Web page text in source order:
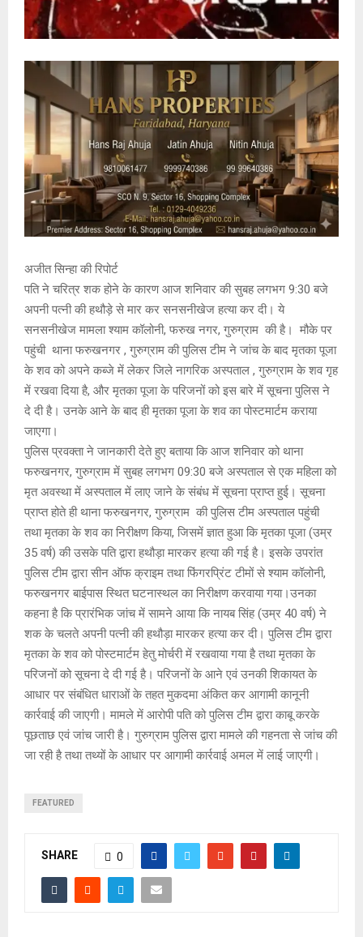
अजीत सिन्हा की रिपोर्ट
पति ने चरित्र शक होने के कारण आज शनिवार की सुबह लगभग 9:30 बजे
अपनी पत्नी की हथौड़े से मार कर सनसनीखेज हत्या कर दी। ये
सनसनीखेज मामला श्याम कॉलोनी, फरुख नगर, गुरुग्राम की है। मौके पर
पहुंची थाना फरुखनगर , गुरुग्राम की पुलिस टीम ने जांच के बाद मृतका पूजा
के शव को अपने कब्जे में लेकर जिले नागरिक अस्पताल , गुरुग्राम के शव गृह
में रखवा दिया है, और मृतका पूजा के परिजनों को इस बारे में सूचना पुलिस ने
दे दी है। उनके आने के बाद ही मृतका पूजा के शव का पोस्टमार्टम कराया
जाएगा।
पुलिस प्रवक्ता ने जानकारी देते हुए बताया कि आज शनिवार को थाना
फरुखनगर, गुरुग्राम में सुबह लगभग 09:30 बजे अस्पताल से एक महिला को
मृत अवस्था में अस्पताल में लाए जाने के संबंध में सूचना प्राप्त हुई। सूचना
प्राप्त होते ही थाना फरुखनगर, गुरुग्राम की पुलिस टीम अस्पताल पहुंची
तथा मृतका के शव का निरीक्षण किया, जिसमें ज्ञात हुआ कि मृतका पूजा (उम्र
35 वर्ष) की उसके पति द्वारा हथौड़ा मारकर हत्या की गई है। इसके उपरांत
पुलिस टीम द्वारा सीन ऑफ क्राइम तथा फिंगरप्रिंट टीमों से श्याम कॉलोनी,
फरुखनगर बाईपास स्थित घटनास्थल का निरीक्षण करवाया गया।उनका
कहना है कि प्रारंभिक जांच में सामने आया कि नायब सिंह (उम्र 40 वर्ष) ने
शक के चलते अपनी पत्नी की हथौड़ा मारकर हत्या कर दी। पुलिस टीम द्वारा
मृतका के शव को पोस्टमार्टम हेतु मोर्चरी में रखवाया गया है तथा मृतका के
परिजनों को सूचना दे दी गई है। परिजनों के आने एवं उनकी शिकायत के
आधार पर संबंधित धाराओं के तहत मुकदमा अंकित कर आगामी कानूनी
कार्रवाई की जाएगी। मामले में आरोपी पति को पुलिस टीम द्वारा काबू करके
पूछताछ एवं जांच जारी है। गुरुग्राम पुलिस द्वारा मामले की गहनता से जांच की
जा रही है तथा तथ्यों के आधार पर आगामी कार्रवाई अमल में लाई जाएगी।
FEATURED
SHARE 0